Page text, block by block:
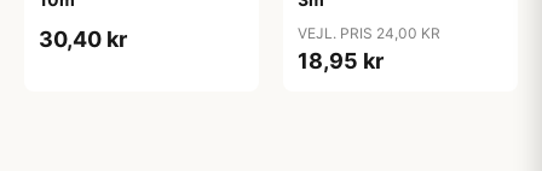
30,40 kr VEJL. PRIS 24,00 KR
18,95 kr